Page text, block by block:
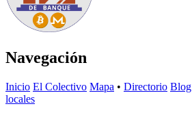
Navegación
Inicio El Colectivo Mapa • Directorio Blog
locales